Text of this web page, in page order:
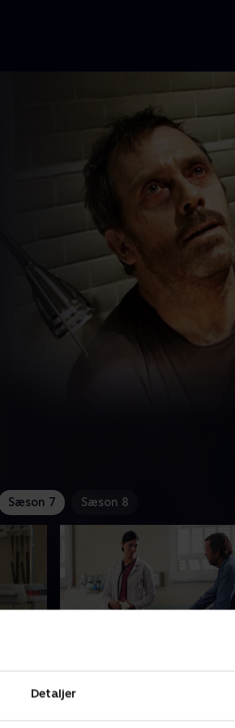
Detaljer
Sæson 7 Sæson 8
House bemærker mærkelige